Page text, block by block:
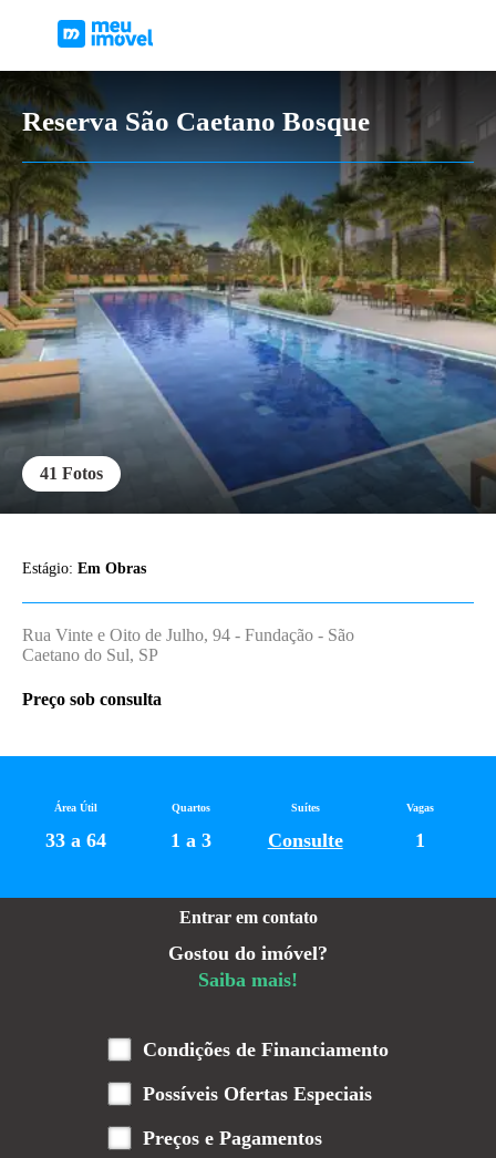
Reserva São Caetano Bosque
41 Fotos
Entrar em contato
Gostou do imóvel?
Saiba mais!
Condições de Financiamento
Possíveis Ofertas Especiais
Preços e Pagamentos
Área Útil
33 a 64
Quartos
1 a 3
Suítes
Consulte
Vagas
1
Estágio: Em Obras
Rua Vinte e Oito de Julho, 94 - Fundação - São
Caetano do Sul, SP
Preço sob consulta